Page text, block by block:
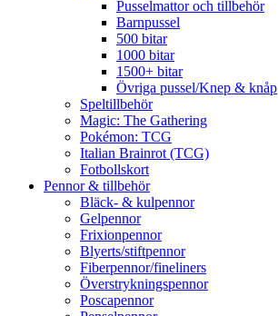
Pusselmattor och tillbehör
Barnpussel
500 bitar
1000 bitar
1500+ bitar
Övriga pussel/Knep & knåp
Speltillbehör
Magic: The Gathering
Pokémon: TCG
Italian Brainrot (TCG)
Fotbollskort
Pennor & tillbehör
Bläck- & kulpennor
Gelpennor
Frixionpennor
Blyerts/stiftpennor
Fiberpennor/fineliners
Överstrykningspennor
Poscapennor